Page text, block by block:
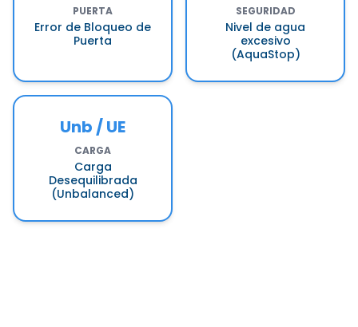
PUERTA
Error de Bloqueo de
Puerta
SEGURIDAD
Nivel de agua
excesivo
(AquaStop)
Unb / UE
CARGA
Carga
Desequilibrada
(Unbalanced)